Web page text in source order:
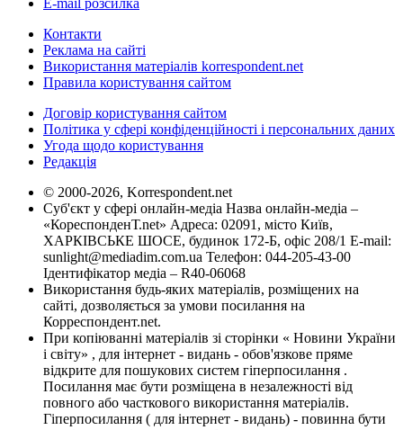
E-mail розсилка
Контакти
Реклама на сайті
Використання матеріалів korrespondent.net
Правила користування сайтом
Договір користування сайтом
Політика у сфері конфіденційності і персональних даних
Угода щодо користування
Редакція
© 2000-2026, Korrespondent.net
Суб'єкт у сфері онлайн-медіа Назва онлайн-медіа –
«КореспонденТ.net» Адреса: 02091, місто Київ,
ХАРКІВСЬКЕ ШОСЕ, будинок 172-Б, офіс 208/1 E-mail:
sunlight@mediadim.com.ua Телефон: 044-205-43-00
Ідентифікатор медіа – R40-06068
Використання будь-яких матеріалів, розміщених на
сайті, дозволяється за умови посилання на
Корреспондент.net.
При копіюванні матеріалів зі сторінки « Новини України
і світу» , для інтернет - видань - обов'язкове пряме
відкрите для пошукових систем гіперпосилання .
Посилання має бути розміщена в незалежності від
повного або часткового використання матеріалів.
Гіперпосилання ( для інтернет - видань) - повинна бути